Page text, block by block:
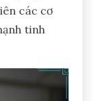
các cơ
tinh